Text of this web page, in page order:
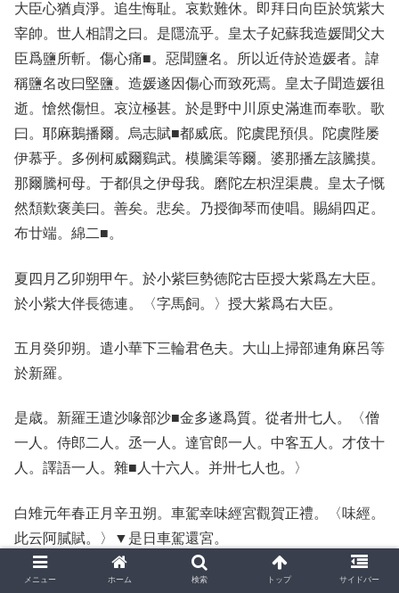
大臣心猶貞淨。追生悔耻。哀歎難休。即拜日向臣於筑紫大
宰帥。世人相謂之曰。是隱流乎。皇太子妃蘇我造媛聞父大
臣爲鹽所斬。傷心痛■。惡聞鹽名。所以近侍於造媛者。諱
稱鹽名改曰堅鹽。造媛遂因傷心而致死焉。皇太子聞造媛徂
逝。愴然傷怛。哀泣極甚。於是野中川原史滿進而奉歌。歌
曰。耶麻鵝播爾。烏志賦■都威底。陀虞毘預倶。陀虞陛屡
伊慕乎。多例柯威爾鷄武。模騰渠等爾。婆那播左該騰摸。
那爾騰柯母。于都倶之伊母我。磨陀左枳涅渠農。皇太子慨
然頽歎褒美曰。善矣。悲矣。乃授御琴而使唱。賜絹四疋。
布廿端。綿二■。
夏四月乙卯朔甲午。於小紫巨勢徳陀古臣授大紫爲左大臣。
於小紫大伴長徳連。〈字馬飼。〉授大紫爲右大臣。
五月癸卯朔。遣小華下三輪君色夫。大山上掃部連角麻呂等
於新羅。
是歳。新羅王遣沙喙部沙■金多遂爲質。從者卅七人。〈僧
一人。侍郎二人。丞一人。達官郎一人。中客五人。才伎十
人。譯語一人。雜■人十六人。并卅七人也。〉
白雉元年春正月辛丑朔。車駕幸味經宮觀賀正禮。〈味經。
此云阿膩賦。〉▼是日車駕還宮。
二月庚午朔戊寅。穴戸國司草壁連醜經獻白雉曰。國造首之
メニュー ホーム 検索 トップ サイドバー